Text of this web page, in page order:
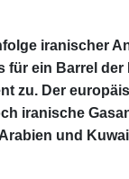
iranischer
für ein Barrel
zu. Der
iranische
und